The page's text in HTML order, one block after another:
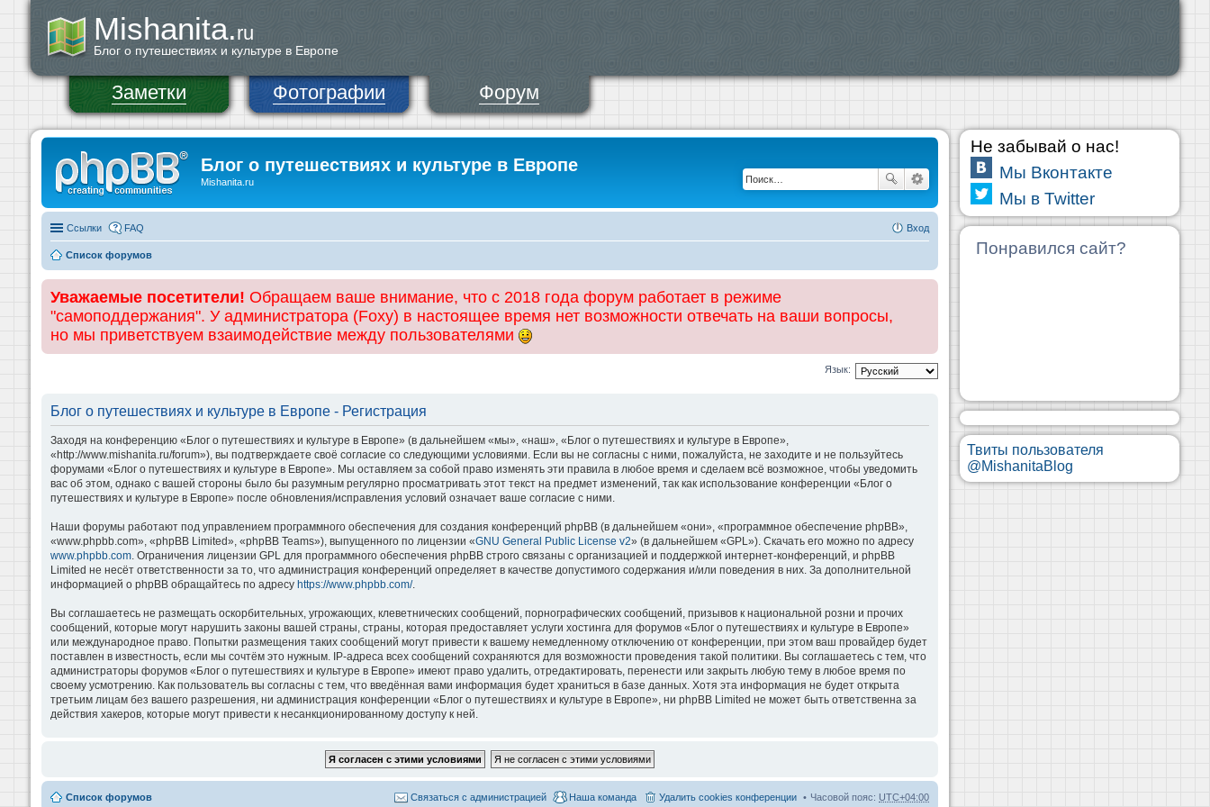
Mishanita.ru
Блог о путешествиях и культуре в Европе
Заметки Фотографии Форум
Блог о путешествиях и культуре в Европе
Mishanita.ru
Ссылки FAQ Вход
Список форумов
Уважаемые посетители! Обращаем ваше внимание, что с 2018 года форум работает в режиме
"самоподдержания". У администратора (Foxy) в настоящее время нет возможности отвечать на ваши вопросы,
но мы приветствуем взаимодействие между пользователями
Язык:
Блог о путешествиях и культуре в Европе - Регистрация
Заходя на конференцию «Блог о путешествиях и культуре в Европе» (в дальнейшем «мы», «наш», «Блог о путешествиях и культуре в Европе»,
«http://www.mishanita.ru/forum»), вы подтверждаете своё согласие со следующими условиями. Если вы не согласны с ними, пожалуйста, не заходите и не пользуйтесь
форумами «Блог о путешествиях и культуре в Европе». Мы оставляем за собой право изменять эти правила в любое время и сделаем всё возможное, чтобы уведомить
вас об этом, однако с вашей стороны было бы разумным регулярно просматривать этот текст на предмет изменений, так как использование конференции «Блог о
путешествиях и культуре в Европе» после обновления/исправления условий означает ваше согласие с ними.
Наши форумы работают под управлением программного обеспечения для создания конференций phpBB (в дальнейшем «они», «программное обеспечение phpBB»,
«www.phpbb.com», «phpBB Limited», «phpBB Teams»), выпущенного по лицензии «GNU General Public License v2» (в дальнейшем «GPL»). Скачать его можно по адресу
www.phpbb.com. Ограничения лицензии GPL для программного обеспечения phpBB строго связаны с организацией и поддержкой интернет-конференций, и phpBB
Limited не несёт ответственности за то, что администрация конференций определяет в качестве допустимого содержания и/или поведения в них. За дополнительной
информацией о phpBB обращайтесь по адресу https://www.phpbb.com/.
Вы соглашаетесь не размещать оскорбительных, угрожающих, клеветнических сообщений, порнографических сообщений, призывов к национальной розни и прочих
сообщений, которые могут нарушить законы вашей страны, страны, которая предоставляет услуги хостинга для форумов «Блог о путешествиях и культуре в Европе»
или международное право. Попытки размещения таких сообщений могут привести к вашему немедленному отключению от конференции, при этом ваш провайдер будет
поставлен в известность, если мы сочтём это нужным. IP-адреса всех сообщений сохраняются для возможности проведения такой политики. Вы соглашаетесь с тем, что
администраторы форумов «Блог о путешествиях и культуре в Европе» имеют право удалить, отредактировать, перенести или закрыть любую тему в любое время по
своему усмотрению. Как пользователь вы согласны с тем, что введённая вами информация будет храниться в базе данных. Хотя эта информация не будет открыта
третьим лицам без вашего разрешения, ни администрация конференции «Блог о путешествиях и культуре в Европе», ни phpBB Limited не может быть ответственна за
действия хакеров, которые могут привести к несанкционированному доступу к ней.
Список форумов Часовой пояс: UTC+04:00
Удалить cookies конференции
Наша команда
Связаться с администрацией
Не забывай о нас!
Мы Вконтакте
Мы в Twitter
Понравился сайт?
Твиты пользователя
@MishanitaBlog